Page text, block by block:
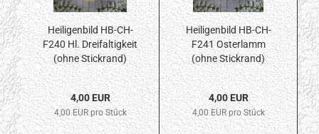
Heiligenbild HB-CH-
F240 Hl. Dreifaltigkeit
(ohne Stickrand)
70x100mm
4,00 EUR
4,00 EUR pro Stück
Heiligenbild HB-CH-
F241 Osterlamm
(ohne Stickrand)
70x100mm
4,00 EUR
4,00 EUR pro Stück